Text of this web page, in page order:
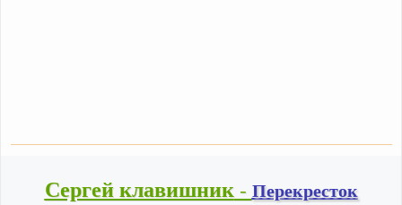
Сергей клавишник- Перекресток